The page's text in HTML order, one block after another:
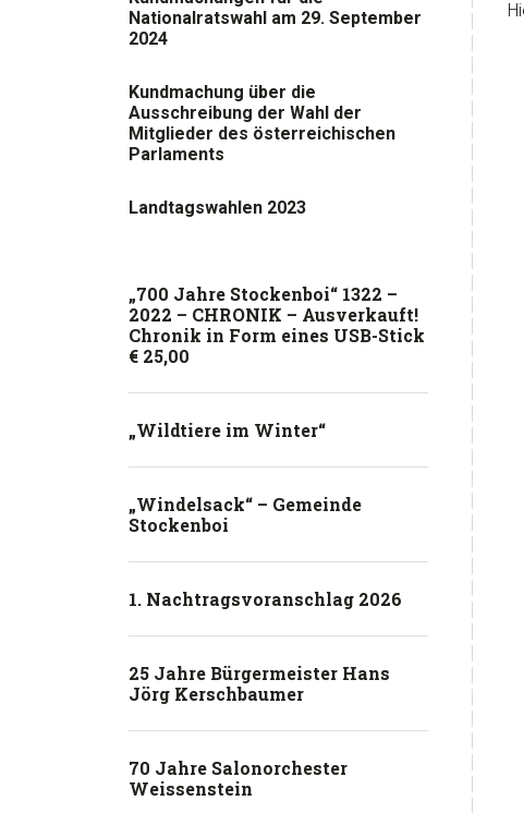
Nationalratswahl am 29. September
2024
Kundmachung über die
Ausschreibung der Wahl der
Mitglieder des österreichischen
Parlaments
Landtagswahlen 2023
„700 Jahre Stockenboi“ 1322 –
2022 – CHRONIK – Ausverkauft!
Chronik in Form eines USB-Stick
€ 25,00
„Wildtiere im Winter“
„Windelsack“ – Gemeinde
Stockenboi
1. Nachtragsvoranschlag 2026
25 Jahre Bürgermeister Hans
Jörg Kerschbaumer
70 Jahre Salonorchester
Weissenstein